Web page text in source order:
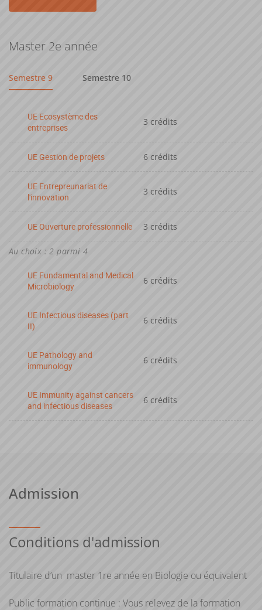
Master 2e année
Semestre 9 Semestre 10
UE Ecosystème des
entreprises
3 crédits
UE Gestion de projets 6 crédits
UE Entrepreunariat de
l'innovation
3 crédits
UE Ouverture professionnelle 3 crédits
Au choix : 2 parmi 4
UE Fundamental and Medical
Microbiology
6 crédits
UE Infectious diseases (part
II)
6 crédits
UE Pathology and
immunology
6 crédits
UE Immunity against cancers
and infectious diseases
6 crédits
Admission
Conditions d'admission
Titulaire d’un master 1re année en Biologie ou équivalent
Public formation continue : Vous relevez de la formation